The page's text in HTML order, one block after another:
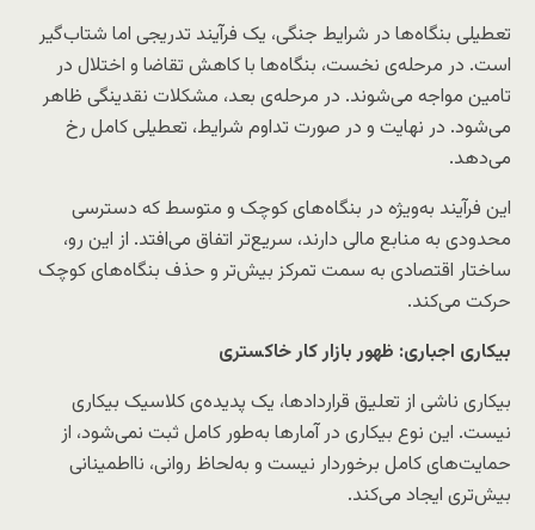
تعطیلی بنگاه‌ها در شرایط جنگی، یک فرآیند تدریجی اما شتاب‌گیر
است. در مرحله‌ی نخست، بنگاه‌ها با کاهش تقاضا و اختلال در
تامین مواجه می‌شوند. در مرحله‌ی بعد، مشکلات نقدینگی ظاهر
می‌شود. در نهایت و در صورت تداوم شرایط، تعطیلی کامل رخ
می‌دهد.
این فرآیند به‌ویژه در بنگاه‌های کوچک و متوسط که دسترسی
محدودی به منابع مالی دارند، سریع‌تر اتفاق می‌افتد. از این رو،
ساختار اقتصادی به سمت تمرکز بیش‌تر و حذف بنگاه‌های کوچک
حرکت می‌کند.
بیکاری اجباری: ظهور بازار کار خاکستری
بیکاری ناشی از تعلیق قراردادها، یک پدیده‌ی کلاسیک بیکاری
نیست. این نوع بیکاری در آمارها به‌طور کامل ثبت نمی‌شود، از
حمایت‌های کامل برخوردار نیست و به‌لحاظ روانی، نااطمینانی
بیش‌تری ایجاد می‌کند.